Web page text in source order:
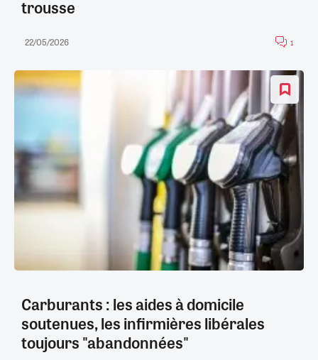
trousse
22/05/2026 1
Carburants : les aides à domicile
soutenues, les infirmières libérales
toujours "abandonnées"